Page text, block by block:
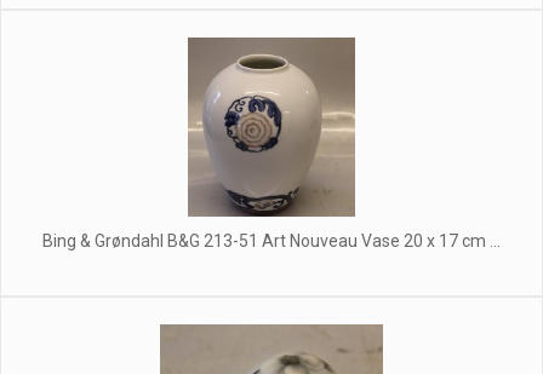
Bing & Grøndahl B&G 213-51 Art Nouveau Vase 20 x 17 cm ...